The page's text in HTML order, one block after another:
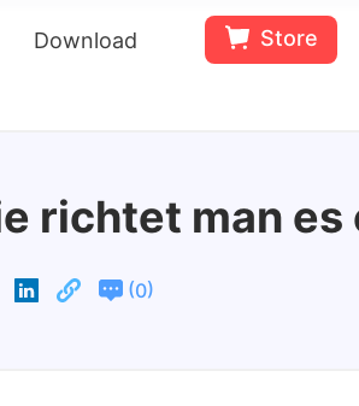
Download Store
Bewertungen(0)
richtet man es
(0)